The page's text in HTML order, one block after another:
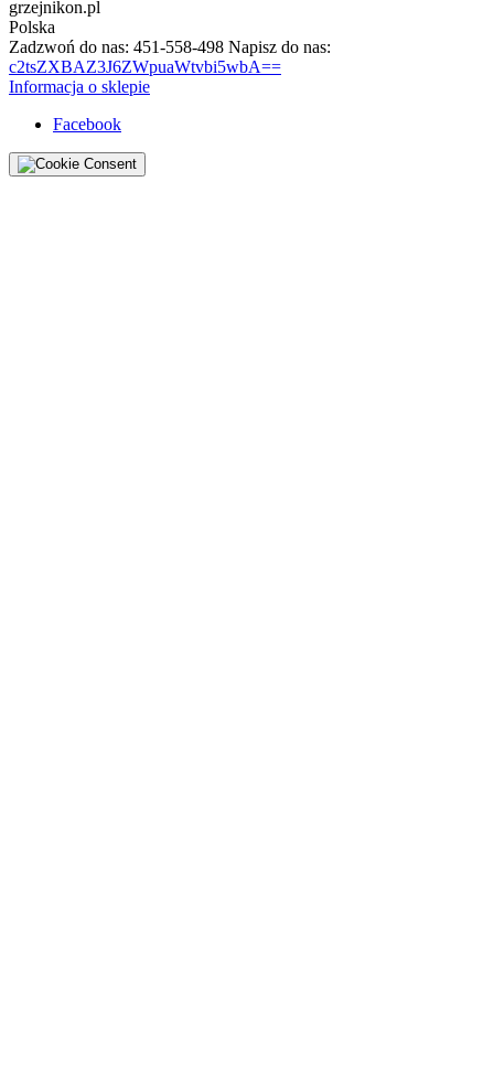
grzejnikon.pl
Polska
Zadzwoń do nas: 451-558-498 Napisz do nas:
c2tsZXBAZ3J6ZWpuaWtvbi5wbA==
Informacja o sklepie
Facebook